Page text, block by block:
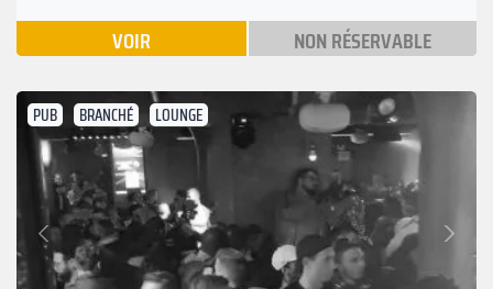
VOIR NON RÉSERVABLE
PUB BRANCHÉ LOUNGE
Précédent
Suivant